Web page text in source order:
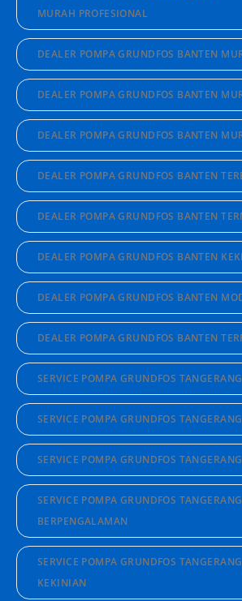
MURAH PROFESIONAL
DEALER POMPA GRUNDFOS BANTEN
DEALER POMPA GRUNDFOS BANTEN
DEALER POMPA GRUNDFOS BANTEN
DEALER POMPA GRUNDFOS BANTEN
DEALER POMPA GRUNDFOS BANTEN
DEALER POMPA GRUNDFOS BANTEN
DEALER POMPA GRUNDFOS BANTEN
DEALER POMPA GRUNDFOS BANTEN
SERVICE POMPA GRUNDFOS
SERVICE POMPA GRUNDFOS
SERVICE POMPA GRUNDFOS
SERVICE POMPA GRUNDFOS
BERPENGALAMAN
SERVICE POMPA GRUNDFOS
KEKINIAN